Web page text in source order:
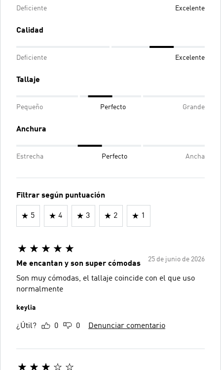
Deficiente Excelente
Calidad
Deficiente Excelente
Tallaje
Pequeño Perfecto Grande
Anchura
Estrecha Perfecto Ancha
Filtrar según puntuación
5 4 3 2 1
25 de junio de 2026
Me encantan y son super cómodas
Son muy cómodas, el tallaje coincide con el que uso
normalmente
keylia
¿Útil? 0 0 Denunciar comentario